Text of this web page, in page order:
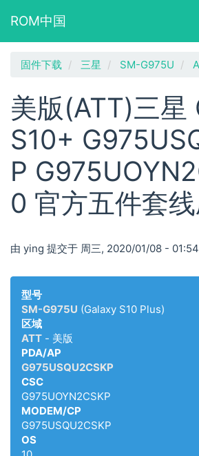
ROM中国
固件下载 三星 SM-G975U
美版(ATT)三星
S10+
P
0 官方五件套
由 ying 提交于 周三, 2020/01/08 - 01:54
型号
SM-G975U (Galaxy S10 Plus)
区域
ATT - 美版
PDA/AP
G975USQU2CSKP
CSC
G975UOYN2CSKP
MODEM/CP
G975USQU2CSKP
OS